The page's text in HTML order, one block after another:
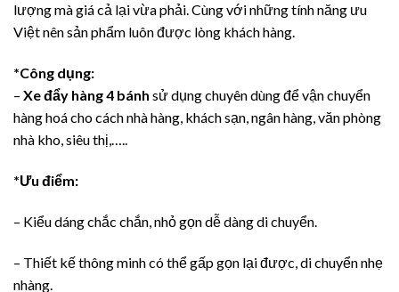
lượng mà giá cả lại vừa phải. Cùng với những tính năng ưu
Việt nên sản phẩm luôn được lòng khách hàng.
*Công dụng:
– Xe đẩy hàng 4 bánh sử dụng chuyên dùng để vận chuyển
hàng hoá cho cách nhà hàng, khách sạn, ngân hàng, văn phòng
nhà kho, siêu thị,…..
*Ưu điểm:
– Kiểu dáng chắc chắn, nhỏ gọn dễ dàng di chuyển.
– Thiết kế thông minh có thể gấp gọn lại được, di chuyển nhẹ
nhàng.